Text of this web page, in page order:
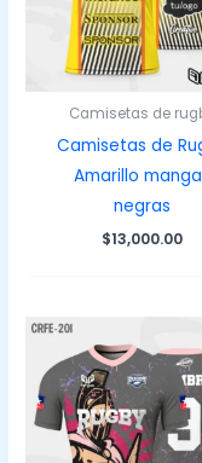
Camisetas de
Camisetas de
Amarillo
negras
$13,000.00